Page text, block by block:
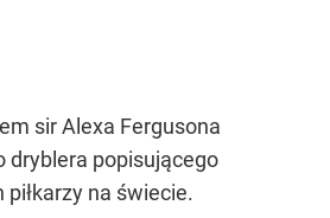
sir Alexa Fergusona
dryblera popisującego
na świecie.